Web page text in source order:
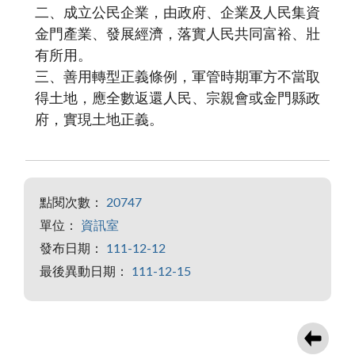
二、成立公民企業，由政府、企業及人民集資
金門產業、發展經濟，落實人民共同富裕、壯
有所用。
三、善用轉型正義條例，軍管時期軍方不當取
得土地，應全數返還人民、宗親會或金門縣政
府，實現土地正義。
點閱次數：
20747
單位：
資訊室
發布日期：
111-12-12
最後異動日期：
111-12-15